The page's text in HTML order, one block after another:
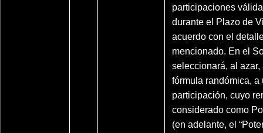
participaciones
durante el Plazo de
acuerdo con el
mencionado. En el
seleccionará, al azar,
fórmula randómica, a
participación, cuyo
considerado como
(en adelante, el